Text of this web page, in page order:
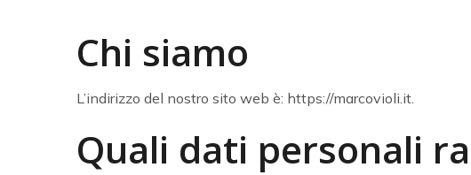
Chi siamo
L’indirizzo del nostro sito web è: https://marcovioli.it.
Quali dati personali